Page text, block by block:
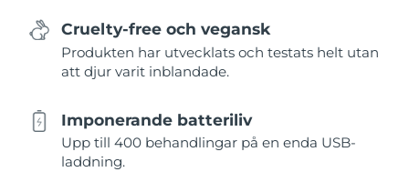
Cruelty-free och vegansk
Produkten har utvecklats och testats helt utan
att djur varit inblandade.
Imponerande batteriliv
Upp till 400 behandlingar på en enda USB-
laddning.